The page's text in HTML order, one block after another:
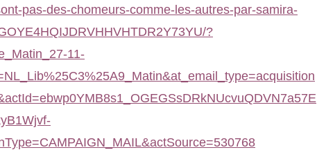
pas-des-chomeurs-comme-les-autres-par-samira-
?
11-